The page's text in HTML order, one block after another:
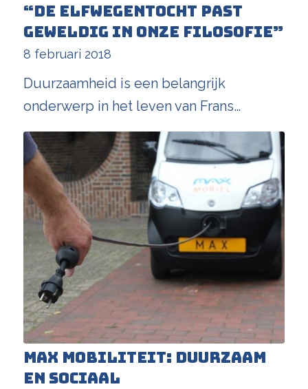
“De Elfwegentocht past
geweldig in onze filosofie”
8 februari 2018
Duurzaamheid is een belangrijk
onderwerp in het leven van Frans…
MAX Mobiliteit: duurzaam
en sociaal